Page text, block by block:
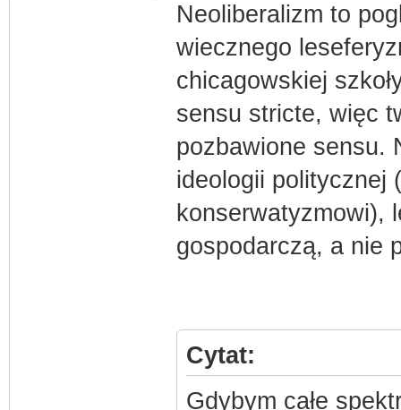
Neoliberalizm to
wiecznego
chicagowskiej
sensu stricte, więc
pozbawione sensu.
ideologii politycznej
konserwatyzmowi),
gospodarczą, a nie
Cytat:
Gdybym całe